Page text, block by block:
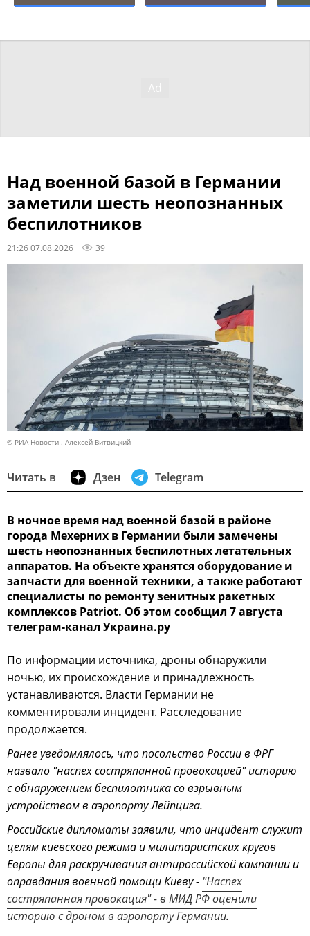
Над военной базой в Германии
заметили шесть неопознанных
беспилотников
21:26 07.08.2026 39
© РИА Новости . Алексей Витвицкий
Читать в Дзен Telegram
В ночное время над военной базой в районе
города Мехерних в Германии были замечены
шесть неопознанных беспилотных летательных
аппаратов. На объекте хранятся оборудование и
запчасти для военной техники, а также работают
специалисты по ремонту зенитных ракетных
комплексов Patriot. Об этом сообщил 7 августа
телеграм-канал Украина.ру
По информации источника, дроны обнаружили
ночью, их происхождение и принадлежность
устанавливаются. Власти Германии не
комментировали инцидент. Расследование
продолжается.
Ранее уведомлялось, что посольство России в ФРГ
назвало "наспех состряпанной провокацией" историю
с обнаружением беспилотника со взрывным
устройством в аэропорту Лейпцига.
Российские дипломаты заявили, что инцидент служит
целям киевского режима и милитаристских кругов
Европы для раскручивания антироссийской кампании и
оправдания военной помощи Киеву - "Наспех
состряпанная провокация" - в МИД РФ оценили
историю с дроном в аэропорту Германии.